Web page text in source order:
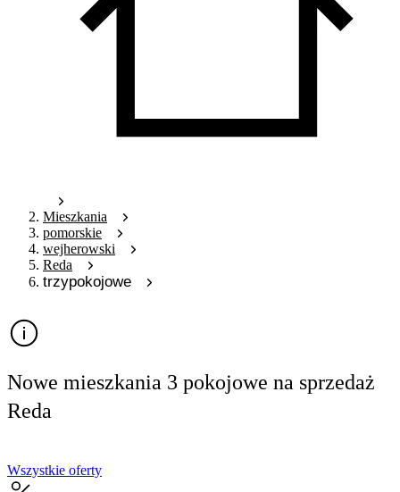
Mieszkania
pomorskie
wejherowski
Reda
trzypokojowe
Nowe mieszkania 3 pokojowe na sprzedaż
Reda
Wszystkie oferty